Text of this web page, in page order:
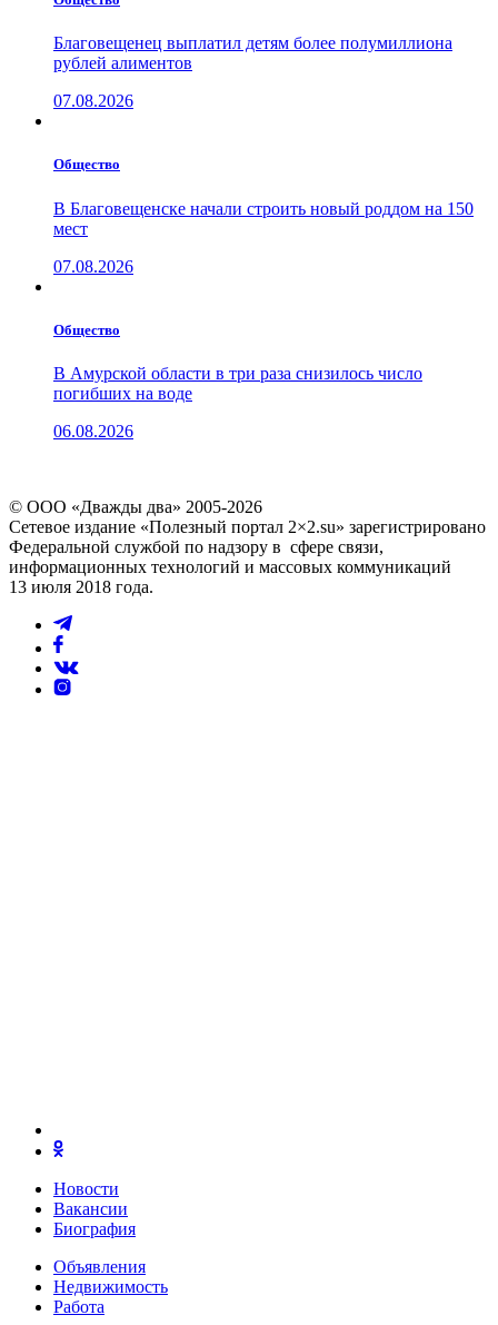
Благовещенец выплатил детям более полумиллиона
рублей алиментов
07.08.2026
Общество
В Благовещенске начали строить новый роддом на 150
мест
07.08.2026
Общество
В Амурской области в три раза снизилось число
погибших на воде
06.08.2026
© ООО «Дважды два» 2005-2026
Сетевое издание «Полезный портал 2×2.su» зарегистрировано
Федеральной службой по надзору в сфере связи,
информационных технологий и массовых коммуникаций
13 июля 2018 года.
Новости
Вакансии
Биография
Объявления
Недвижимость
Работа